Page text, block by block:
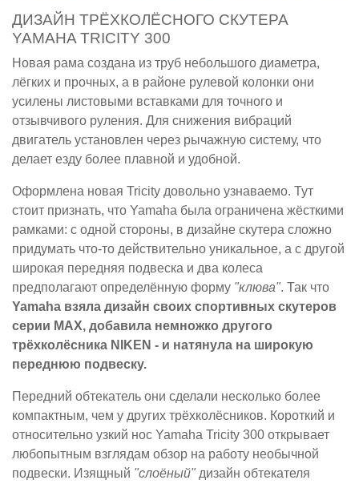
ДИЗАЙН ТРЁХКОЛЁСНОГО СКУТЕРА
YAMAHA TRICITY 300
Новая рама создана из труб небольшого диаметра,
лёгких и прочных, а в районе рулевой колонки они
усилены листовыми вставками для точного и
отзывчивого руления. Для снижения вибраций
двигатель установлен через рычажную систему, что
делает езду более плавной и удобной.
Оформлена новая Tricity довольно узнаваемо. Тут
стоит признать, что Yamaha была ограничена жёсткими
рамками: с одной стороны, в дизайне скутера сложно
придумать что-то действительно уникальное, а с другой
широкая передняя подвеска и два колеса
предполагают определённую форму "клюва". Так что
Yamaha взяла дизайн своих спортивных скутеров
серии MAX, добавила немножко другого
трёхколёсника NIKEN - и натянула на широкую
переднюю подвеску.
Передний обтекатель они сделали несколько более
компактным, чем у других трёхколёсников. Короткий и
относительно узкий нос Yamaha Tricity 300 открывает
любопытным взглядам обзор на работу необычной
подвески. Изящный "слоёный" дизайн обтекателя